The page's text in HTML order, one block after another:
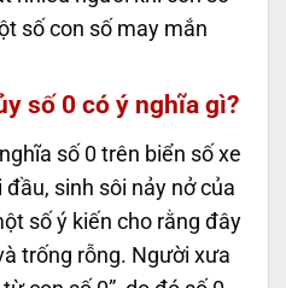
số con số may mắn
số 0 có ý nghĩa gì?
số 0 trên biển số xe
sinh sôi nảy nở của
số ý kiến cho rằng đây
trống rỗng. Người xưa